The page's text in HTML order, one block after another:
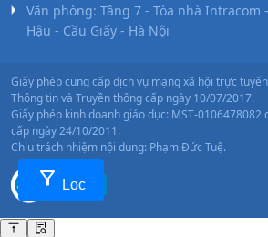
filter_alt Lọc
Văn phòng: Tầng 7 - Tòa nhà Intracom
Hậu - Cầu Giấy - Hà Nội
Giấy phép cung cấp dịch vụ mạng xã hội trực
Thông tin và Truyền thông cấp ngày 10/07/2017.
Giấy phép kinh doanh giáo dục: MST-0106478082
cấp ngày 24/10/2011.
Chịu trách nhiệm nội dung: Phạm Đức Tuệ.